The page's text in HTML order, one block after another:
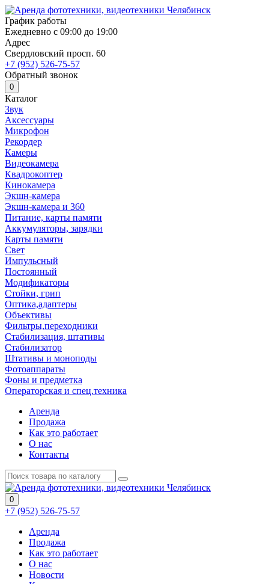
График работы
Ежедневно с 09:00 до 19:00
Адрес
Свердловский просп. 60
+7 (952) 526-75-57
Обратный звонок
0
Каталог
Звук
Аксессуары
Микрофон
Рекордер
Камеры
Видеокамера
Квадрокоптер
Кинокамера
Экшн-камера
Экшн-камера и 360
Питание, карты памяти
Аккумуляторы, зарядки
Карты памяти
Свет
Импульсный
Постоянный
Модификаторы
Стойки, грип
Оптика,адаптеры
Объективы
Фильтры,переходники
Стабилизация, штативы
Стабилизатор
Штативы и моноподы
Фотоаппараты
Фоны и предметка
Операторская и спец.техника
Аренда
Продажа
Как это работает
О нас
Контакты
0
+7 (952) 526-75-57
Аренда
Продажа
Как это работает
О нас
Новости